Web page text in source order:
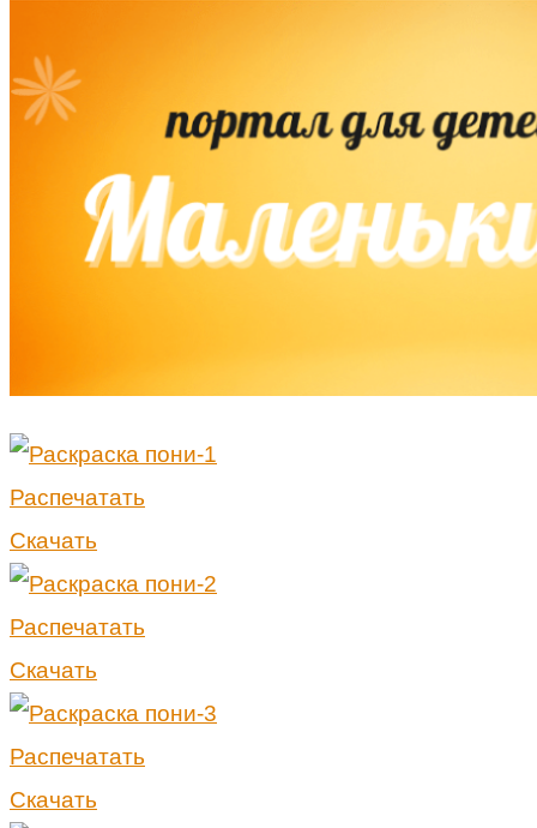
Распечатать
Скачать
Распечатать
Скачать
Распечатать
Скачать